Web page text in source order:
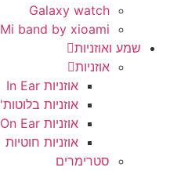
Galaxy watch
Mi band by xioami
שמע ואוזניות
אוזניות
אוזניות In Ear
אוזניות בלוטות'
אוזניות On Ear
אוזניות חוטיות
סטרימרים